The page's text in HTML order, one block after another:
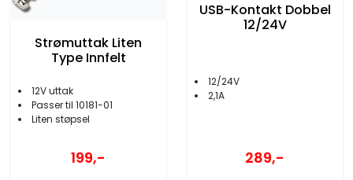
Strømuttak Liten
Type Innfelt
12V uttak
Passer til 10181-01
Liten støpsel
199,-
USB-Kontakt Dobbel
12/24V
12/24V
2,1A
289,-